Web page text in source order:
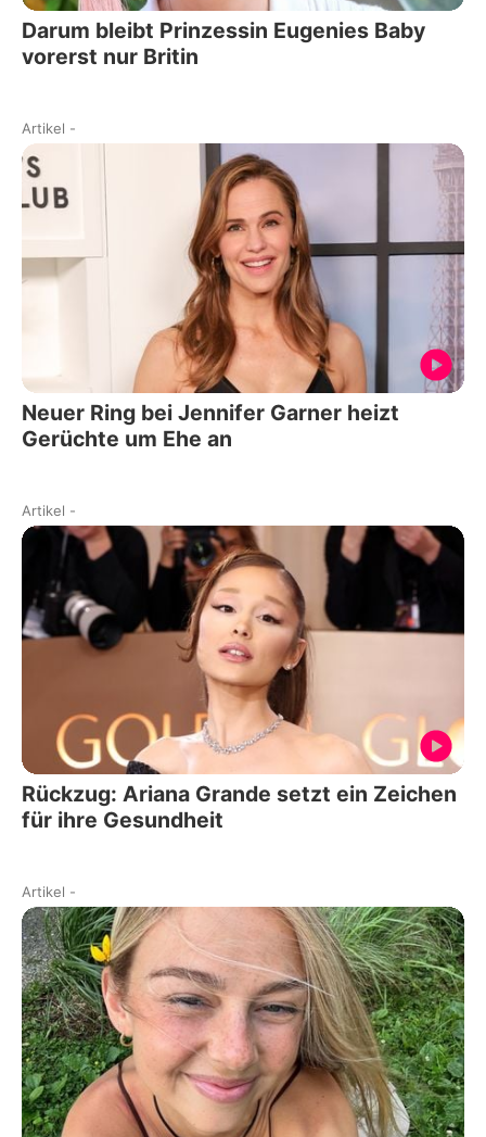
Darum bleibt Prinzessin Eugenies Baby
vorerst nur Britin
Artikel -
Neuer Ring bei Jennifer Garner heizt
Gerüchte um Ehe an
Artikel -
Rückzug: Ariana Grande setzt ein Zeichen
für ihre Gesundheit
Artikel -